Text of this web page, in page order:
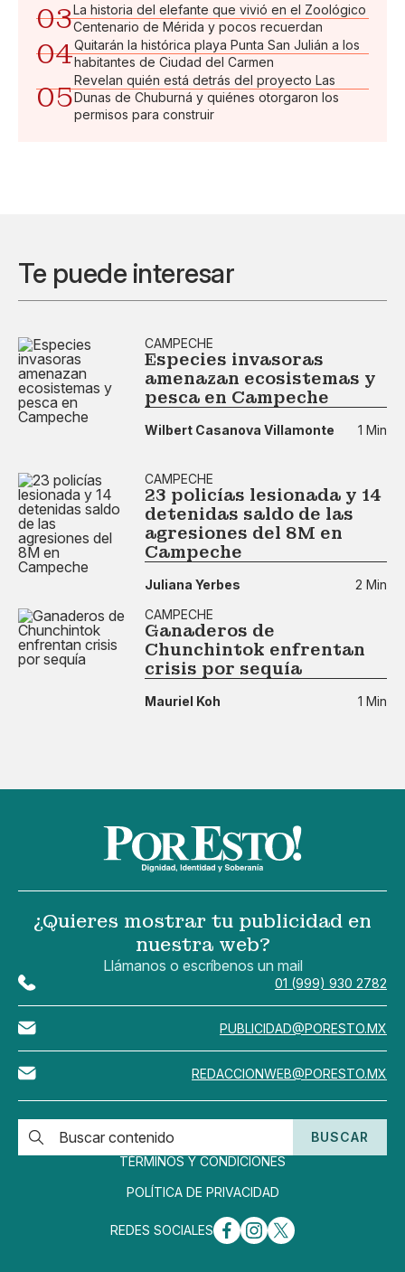
03La historia del elefante que vivió en el Zoológico
Centenario de Mérida y pocos recuerdan
04Quitarán la histórica playa Punta San Julián a los
habitantes de Ciudad del Carmen
05
Revelan quién está detrás del proyecto Las
Dunas de Chuburná y quiénes otorgaron los
permisos para construir
Te puede interesar
CAMPECHE
Especies invasoras
amenazan ecosistemas y
pesca en Campeche
Wilbert Casanova Villamonte 1 Min
CAMPECHE
23 policías lesionada y 14
detenidas saldo de las
agresiones del 8M en
Campeche
Juliana Yerbes
2 Min
CAMPECHE
Ganaderos de
Chunchintok enfrentan
crisis por sequía
Mauriel Koh 1 Min
¿Quieres mostrar tu publicidad en
nuestra web?
Llámanos o escríbenos un mail
01 (999) 930 2782
PUBLICIDAD@PORESTO.MX
REDACCIONWEB@PORESTO.MX
BUSCAR
TÉRMINOS Y CONDICIONES
POLÍTICA DE PRIVACIDAD
REDES SOCIALES